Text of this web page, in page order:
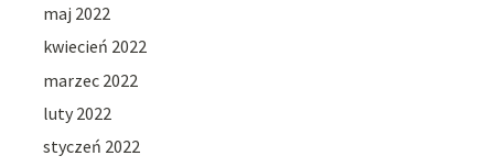
maj 2022
kwiecień 2022
marzec 2022
luty 2022
styczeń 2022